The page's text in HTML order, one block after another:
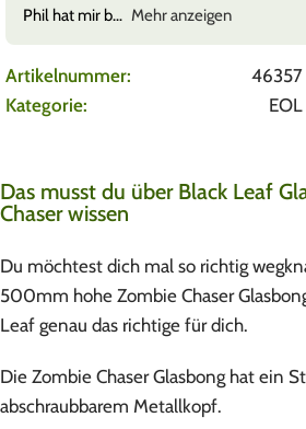
Phil hat mir b Mehr anzeigen
Artikelnummer:
46357
Kategorie:
EOL
Das musst du über Black Leaf
Chaser wissen
Du möchtest dich mal so richtig
500mm hohe Zombie Chaser
Leaf genau das richtige für dich.
Die Zombie Chaser Glasbong hat ein
abschraubbarem Metallkopf.